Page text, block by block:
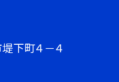
下町４－４